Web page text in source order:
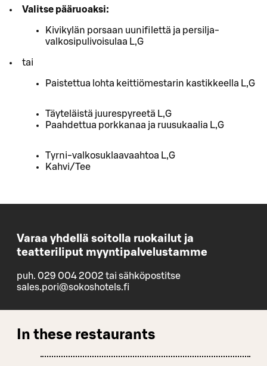
Valitse pääruoaksi:
Kivikylän porsaan uunifilettä ja persilja-
valkosipulivoisulaa L,G
tai
Paistettua lohta keittiömestarin kastikkeella L,G
Täyteläistä juurespyreetä L,G
Paahdettua porkkanaa ja ruusukaalia L,G
Tyrni-valkosuklaavaahtoa L,G
Kahvi/Tee
Varaa yhdellä soitolla ruokailut ja
teatteriliput myyntipalvelustamme
puh. 029 004 2002 tai sähköpostitse
sales.pori@sokoshotels.fi
In these restaurants